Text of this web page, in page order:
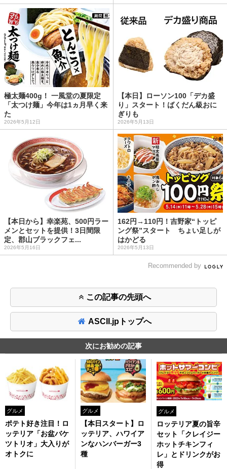
極太麺400g！ 一風堂の夏限定
「太つけ麺」今年は1ヵ月早く来
た
2026年5月12日
【本日】ローソン100「デカ盛
り」スタート！ばくだん級おに
ぎりも
2026年5月13日
【本日から】幸楽苑、500円ラー
メンとセットを提供！3日間限
定、郡山ブラックフェ...
2026年5月16日
162円→110円！吉野家“トッピ
ング祭”スタート ちょい足しが
はかどる
2026年5月13日
Recommended by
この記事の先頭へ
ASCII.jpトップへ
次にお勧めの記事
グルメ
ポテト好き注目！ロ
ッテリア「お盆バケ
ツトリオ」大入りが
オトクに
グルメ
【本日スタート】ロ
ッテリア、ハワイア
ンなハンバーガー3
種
グルメ
ロッテリア夏の旨辛
セット「クレイジー
ホットチキンフィ
レ」とドリンクがお
得